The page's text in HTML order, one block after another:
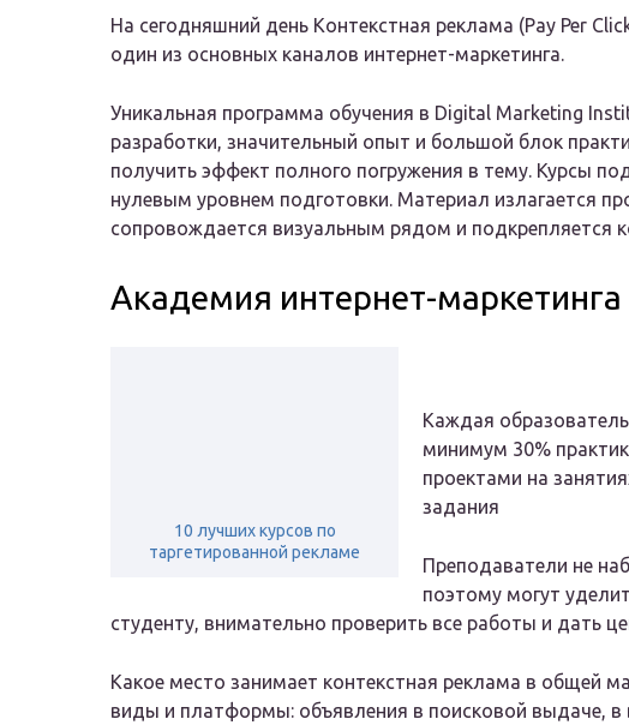
На сегодняшний день Контекстная реклама (Pay Per
один из основных каналов интернет-маркетинга.
Уникальная программа обучения в Digital Marketing
разработки, значительный опыт и большой блок
получить эффект полного погружения в тему. Курсы
нулевым уровнем подготовки. Материал излагается
сопровождается визуальным рядом и подкрепляется
Академия интернет-
10 лучших курсов по
таргетированной рекламе
Каждая
минимум 30%
проектами на
задания
Преподаватели не
поэтому могут
студенту, внимательно проверить все работы и дать
Какое место занимает контекстная реклама в общей
виды и платформы: объявления в поисковой выдаче, в